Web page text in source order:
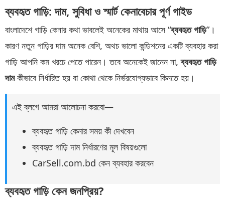
ব্যবহৃত গাড়ি: দাম, সুবিধা ও স্মার্ট কেনাবেচার পূর্ণ গাইড
বাংলাদেশে গাড়ি কেনার কথা ভাবলেই অনেকের মাথায় আসে “ব্যবহৃত গাড়ি”।
কারণ নতুন গাড়ির দাম অনেক বেশি, অথচ ভালো কন্ডিশনের একটি ব্যবহার করা
গাড়ি আপনি কম খরচে পেতে পারেন। তবে অনেকেই জানেন না,ব্যবহৃত গাড়ি
দামকীভাবে নির্ধারিত হয় বা কোথা থেকে নির্ভরযোগ্যভাবে কিনতে হয়।
এই ব্লগে আমরা আলোচনা করবো—
ব্যবহৃত গাড়ি কেনার সময় কী দেখবেন
ব্যবহৃত গাড়ি দাম নির্ধারণের মূল বিষয়গুলো
CarSell.com.bd কেন ব্যবহার করবেন
ব্যবহৃত গাড়ি কেন জনপ্রিয়?